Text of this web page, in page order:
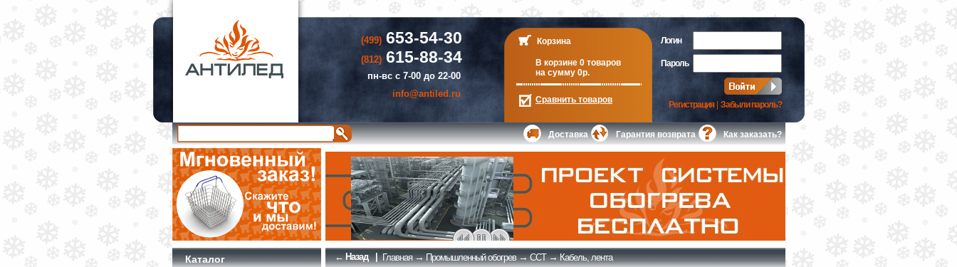
(499)653-54-30
(812)615-88-34
пн-вс с 7-00 до 22-00
info@antiled.ru
Корзина
В корзине 0 товаров
на сумму 0р.
Сравнить товаров
Логин
Пароль
Регистрация| Забыли пароль?
Доставка Гарантия возврата Как заказать?
Каталог ← Назад | Главная→Промышленный обогрев→ССТ→Кабель, лента